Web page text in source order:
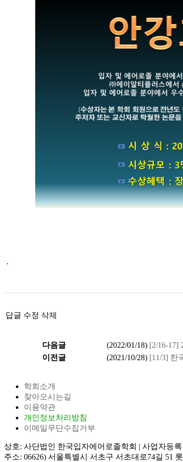
.
답글 수정 삭제
다음글 (2022/01/18) [2/16-17]
이전글
(2021/10/28) [11/3] 한
학회소개
찾아오시는길
이용약관
개인정보처리방침
이메일무단수집거부
상호: 사단법인 한국입자에어로졸학회 | 사업자등록
주소: 06626) 서울특별시 서초구 서초대로74길 51